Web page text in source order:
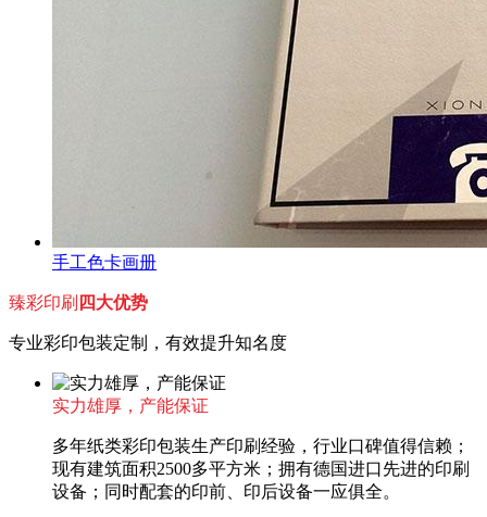
手工色卡画册
臻彩印刷 四大优势
专业彩印包装定制，有效提升知名度
实力雄厚，产能保证
多年纸类彩印包装生产印刷经验，行业口碑值得信赖；
现有建筑面积2500多平方米；拥有德国进口先进的印刷
设备；同时配套的印前、印后设备一应俱全。